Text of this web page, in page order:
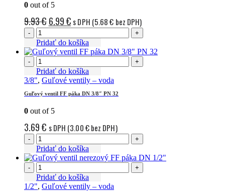
0 out of 5
9.93€ Pôvodná
bola:
9.93 €.
6.99€Aktuálna
je:
6.99 €.
s DPH (5.68€ bez DPH)
- +
Pridať do košíka
- +
Pridať do košíka
3/8", Guľové ventily – voda
Guľový ventil FF páka DN 3/8″ PN 32
0 out of 5
3.69€ s DPH (3.00€bez DPH)
- +
Pridať do košíka
- +
Pridať do košíka
1/2", Guľové ventily – voda